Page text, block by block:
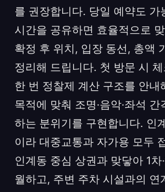
를 권장합니다. 당일 예약도 가
시간을 공유하면 효율적으로
확정 후 위치, 입장 동선, 총액
정리해 드립니다. 첫 방문 시
한 번 정찰제 계산 구조를 안내
목적에 맞춰 조명·음악·좌석
하는 분위기를 구현합니다. 인
이라 대중교통과 자가용 모두
인계동 중심 상권과 맞닿아 1
월하고, 주변 주차 시설과의 연